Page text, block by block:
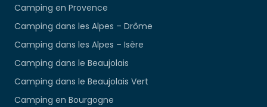
Camping en Provence
Camping dans les Alpes – Drôme
Camping dans les Alpes – Isère
Camping dans le Beaujolais
Camping dans le Beaujolais Vert
Camping en Bourgogne